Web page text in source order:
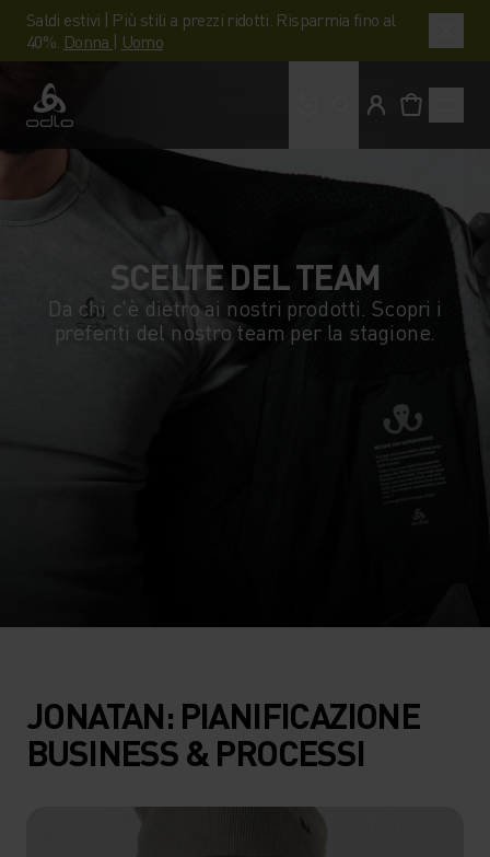
Saldi estivi | Più stili a prezzi ridotti. Risparmia fino al
40%. Donna | Uomo
Odlo
SCELTE DEL TEAM
Da chi c'è dietro ai nostri prodotti. Scopri i
preferiti del nostro team per la stagione.
JONATAN: PIANIFICAZIONE
BUSINESS & PROCESSI